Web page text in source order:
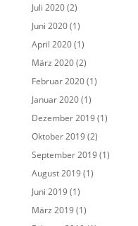
Juli 2020(2)
Juni 2020(1)
April 2020(1)
März 2020(2)
Februar 2020(1)
Januar 2020(1)
Dezember 2019(1)
Oktober 2019(2)
September 2019(1)
August 2019(1)
Juni 2019(1)
März 2019(1)